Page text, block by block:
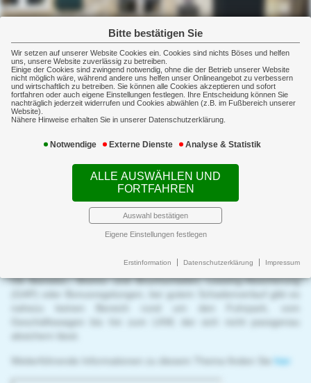
Bitte bestätigen Sie
Wir setzen auf unserer Website Cookies ein. Cookies sind nichts Böses und helfen
uns, unsere Website zuverlässig zu betreiben.
Einige der Cookies sind zwingend notwendig, ohne die der Betrieb unserer Website
nicht möglich wäre, während andere uns helfen unser Onlineangebot zu verbessern
und wirtschaftlich zu betreiben. Sie können alle Cookies akzeptieren und sofort
fortfahren oder auch eigene Einstellungen festlegen. Ihre Entscheidung können Sie
nachträglich jederzeit widerrufen und Cookies abwählen (z.B. im Fußbereich unserer
Website).
Nähere Hinweise erhalten Sie in unserer Datenschutzerklärung.
Notwendige Externe Dienste Analyse & Statistik
ALLE AUSWÄHLEN UND
FORTFAHREN
Auswahl bestätigen
Eigene Einstellungen festlegen
Erstinformation Datenschutzerklärung Impressum
Manager
Kraftfahrzeugversicherung
KFZ-Flotten
Auf Nummer sicher fahren: Die betriebliche
Kraftfahrtversicherung
Die Mobilität in Ihrem Unternehmen entscheidet über den Erfolg,
deshalb sollten Sie hier nichts dem Zufall überlassen.
Schon gar nicht bei der Auswahl eines Versicherungspakets für
Ob Betriebs-, Brems- und Bruchschäden, Leasing-Absicherung
(GAP) oder Bonusregelungen, bei gutem Schadenverlauf gibt es
Geschäftswagen bis hin zum LKW, der sich nicht passgenau
hier